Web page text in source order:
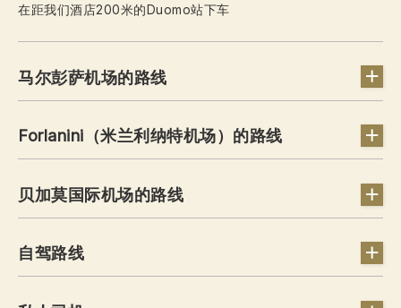
在距我们酒店200米的Duomo站下车
马尔彭萨机场的路线
Forlanini（米兰利纳特机场）的路线
贝加莫国际机场的路线
自驾路线